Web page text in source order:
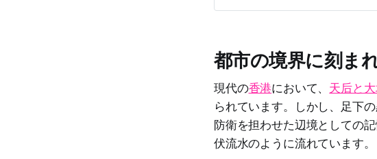
都市の境界に刻ま
現代の香港において、 天后と
られています。しかし、足下
防衛を担わせた辺境としての
伏流水のように流れています。